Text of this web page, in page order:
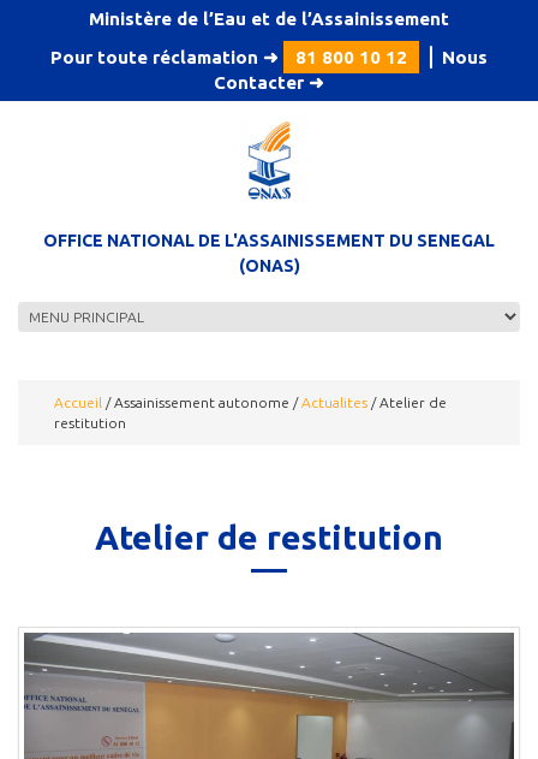
Aller au contenu principal
Ministère de l’Eau et de l’Assainissement
Pour toute réclamation ➜
81 800 10 12
Nous
Contacter ➜
OFFICE NATIONAL DE L'ASSAINISSEMENT DU SENEGAL
(ONAS)
Accueil / Assainissement autonome / Actualites / Atelier de
restitution
Atelier de restitution